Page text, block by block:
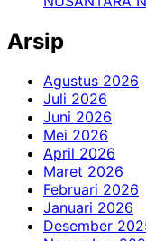
Arsip
Agustus 2026
Juli 2026
Juni 2026
Mei 2026
April 2026
Maret 2026
Februari 2026
Januari 2026
Desember